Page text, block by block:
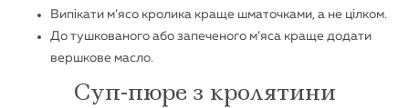
Випікати м’ясо кролика краще шматочками, а не цілком.
До тушкованого або запеченого м’яса краще додати
вершкове масло.
Суп-пюре з кролятини